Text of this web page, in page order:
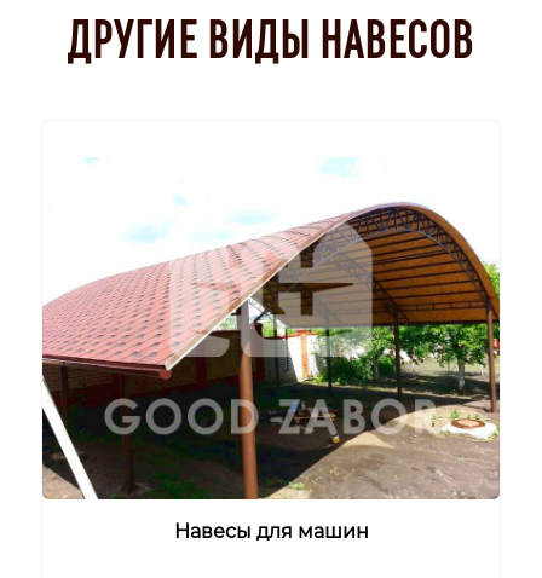
ДРУГИЕ ВИДЫ НАВЕСОВ
Навесы для машин